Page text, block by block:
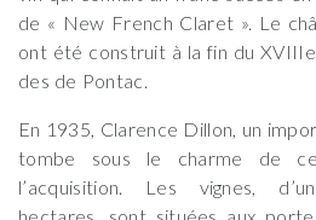
de « New French Claret ». Le
ont été construit à la fin du
des de Pontac.
En 1935, Clarence Dillon, un
tombe sous le charme de
l’acquisition. Les vignes,